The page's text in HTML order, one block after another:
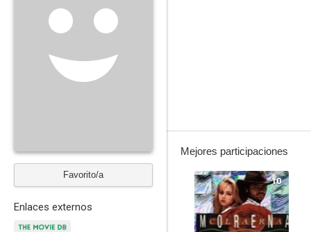
Favorito/a
Enlaces externos
Mejores participaciones
10